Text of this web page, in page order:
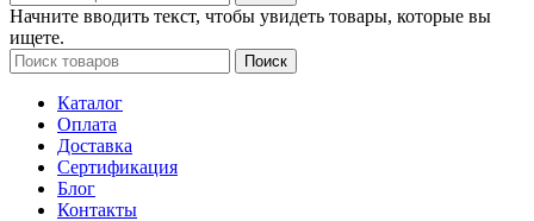
Начните вводить текст, чтобы увидеть товары, которые вы
ищете.
Поиск
Каталог
Оплата
Доставка
Сертификация
Блог
Контакты